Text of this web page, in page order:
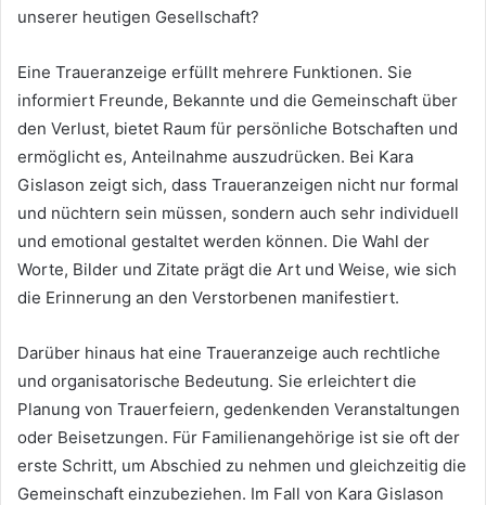
unserer heutigen Gesellschaft?
Eine Traueranzeige erfüllt mehrere Funktionen. Sie
informiert Freunde, Bekannte und die Gemeinschaft über
den Verlust, bietet Raum für persönliche Botschaften und
ermöglicht es, Anteilnahme auszudrücken. Bei Kara
Gislason zeigt sich, dass Traueranzeigen nicht nur formal
und nüchtern sein müssen, sondern auch sehr individuell
und emotional gestaltet werden können. Die Wahl der
Worte, Bilder und Zitate prägt die Art und Weise, wie sich
die Erinnerung an den Verstorbenen manifestiert.
Darüber hinaus hat eine Traueranzeige auch rechtliche
und organisatorische Bedeutung. Sie erleichtert die
Planung von Trauerfeiern, gedenkenden Veranstaltungen
oder Beisetzungen. Für Familienangehörige ist sie oft der
erste Schritt, um Abschied zu nehmen und gleichzeitig die
Gemeinschaft einzubeziehen. Im Fall von Kara Gislason